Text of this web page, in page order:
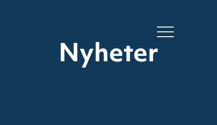
Nyheter